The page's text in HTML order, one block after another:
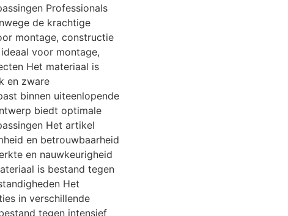
Professionals
de krachtige
montage, constructie
voor montage,
Het materiaal is
en zware
binnen uiteenlopende
biedt optimale
Het artikel
en betrouwbaarheid
en nauwkeurigheid
is bestand tegen
Het
in verschillende
tegen intensief